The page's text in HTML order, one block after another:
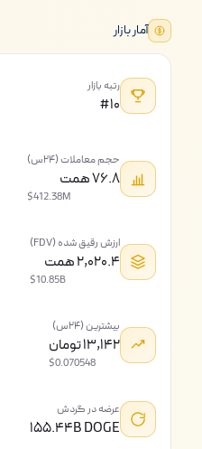
آمار بازار
رتبه بازار
#۱۰
حجم معاملات (۲۴س)
۷۶.۸ همت
$412.38M
ارزش رقیق شده (FDV)
۲,۰۲۰.۴ همت
$10.85B
بیشترین (۲۴س)
۱۳,۱۴۲ تومان
$0.070548
عرضه در گردش
۱۵۵.۴۴B DOGE